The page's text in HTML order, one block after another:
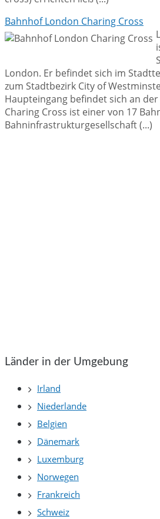
Bahnhof London Charing Cross
London. Er befindet sich im
zum Stadtbezirk City of
Haupteingang befindet sich an
Charing Cross ist einer von 17
Bahninfrastrukturgesellschaft (...)
Länder in der Umgebung
Irland
Niederlande
Belgien
Dänemark
Luxemburg
Norwegen
Frankreich
Schweiz